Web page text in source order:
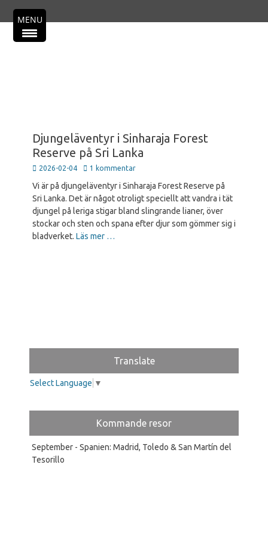
till
innehåll
Primär meny
Djungeläventyr i Sinharaja Forest
Reserve på Sri Lanka
Publicerad
2026-02-04 1 kommentar
Vi är på djungeläventyr i Sinharaja Forest Reserve på
Sri Lanka. Det är något otroligt speciellt att vandra i tät
djungel på leriga stigar bland slingrande lianer, över
stockar och sten och spana efter djur som gömmer sig i
bladverket. Läs mer …
Translate
Select Language ▼
Kommande resor
September - Spanien: Madrid, Toledo & San Martín del
Tesorillo
MENU